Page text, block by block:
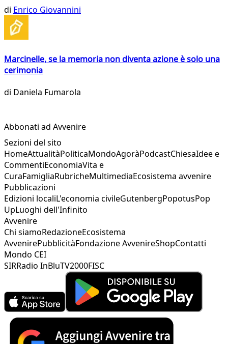
di Enrico Giovannini
Marcinelle, se la memoria non diventa azione è solo una
cerimonia
di Daniela Fumarola
Abbonati ad Avvenire
Sezioni del sito
HomeAttualitàPoliticaMondoAgoràPodcastChiesaIdee e
CommentiEconomiaVita e
CuraFamigliaRubricheMultimediaEcosistema avvenire
Pubblicazioni
Edizioni localiL'economia civileGutenbergPopotusPop
UpLuoghi dell'Infinito
Avvenire
Chi siamoRedazioneEcosistema
AvvenirePubblicitàFondazione AvvenireShopContatti
Mondo CEI
SIRRadio InBluTV2000FISC